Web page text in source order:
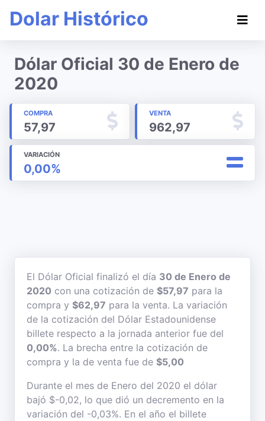
Dolar Histórico
Dólar Oficial 30 de Enero de
2020
COMPRA
57,97
VENTA
962,97
VARIACIÓN
0,00%
El Dólar Oficial finalizó el día 30 de Enero de
2020 con una cotización de $57,97 para la
compra y $62,97 para la venta. La variación
de la cotización del Dólar Estadounidense
billete respecto a la jornada anterior fue del
0,00%. La brecha entre la cotización de
compra y la de venta fue de $5,00
Durante el mes de Enero del 2020 el dólar
bajó $-0,02, lo que dió un decremento en la
variación del -0,03%. En el año el billete